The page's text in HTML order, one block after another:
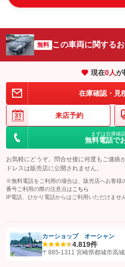
無料 この車両に関する
現在0人が
在庫確認・見
来店予約
まずは在庫確
無料電話で
お気軽にどうぞ。問合せ後に何度もご連絡
ドレスは販売店に公開されません。
※無料電話をご利用の場合は、販売店へお客様
番号ご利用の際の注意点は こちら
IP電話、ひかり電話からはご利用いただけません
【STEP1】認証画面でグーネットを友だち
カーショップ オーシャン
4.819件
〒885-1311 宮崎県都城市高城